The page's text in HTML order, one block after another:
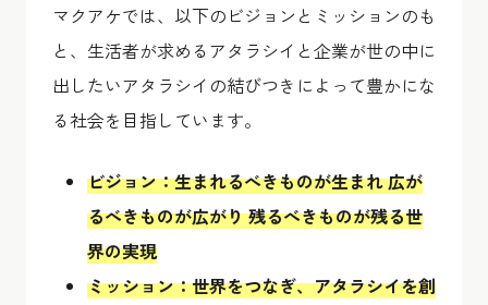
マクアケでは、以下のビジョンとミッションのも
と、生活者が求めるアタラシイと企業が世の中に
出したいアタラシイの結びつきによって豊かにな
る社会を目指しています。
ビジョン：生まれるべきものが生まれ 広が
るべきものが広がり 残るべきものが残る世
界の実現
ミッション：世界をつなぎ、アタラシイを創